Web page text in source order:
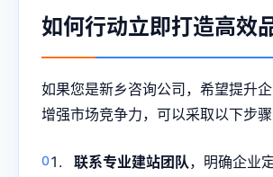
如何行动立即打造高效
如果您是新乡咨询公司，希望提升企
增强市场竞争力，可以采取以下步骤
联系专业建站团队，明确企业